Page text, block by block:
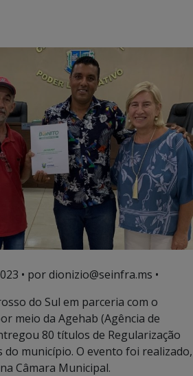
• por dionizio@seinfra.ms •
do Sul em parceria com o
meio da Agehab (Agência de
80 títulos de Regularização
do município. O evento foi realizado,
Câmara Municipal.